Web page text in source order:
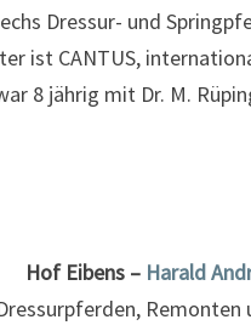
Dressur- und
ist CANTUS,
8 jährig mit Dr. M.
Hof Eibens – Harald